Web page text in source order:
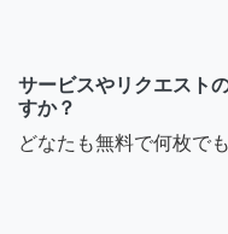
サービスやリクエスト
すか？
どなたも無料で何枚で